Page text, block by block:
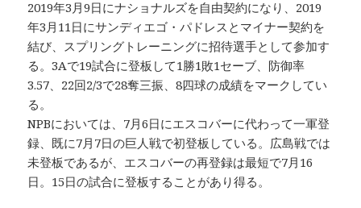
2019年3月9日にナショナルズを自由契約になり、2019
年3月11日にサンディエゴ・パドレスとマイナー契約を
結び、スプリングトレーニングに招待選手として参加す
る。3Aで19試合に登板して1勝1敗1セーブ、防御率
3.57、22回2/3で28奪三振、8四球の成績をマークしてい
る。
NPBにおいては、7月6日にエスコバーに代わって一軍登
録、既に7月7日の巨人戦で初登板している。広島戦では
未登板であるが、エスコバーの再登録は最短で7月16
日。15日の試合に登板することがあり得る。